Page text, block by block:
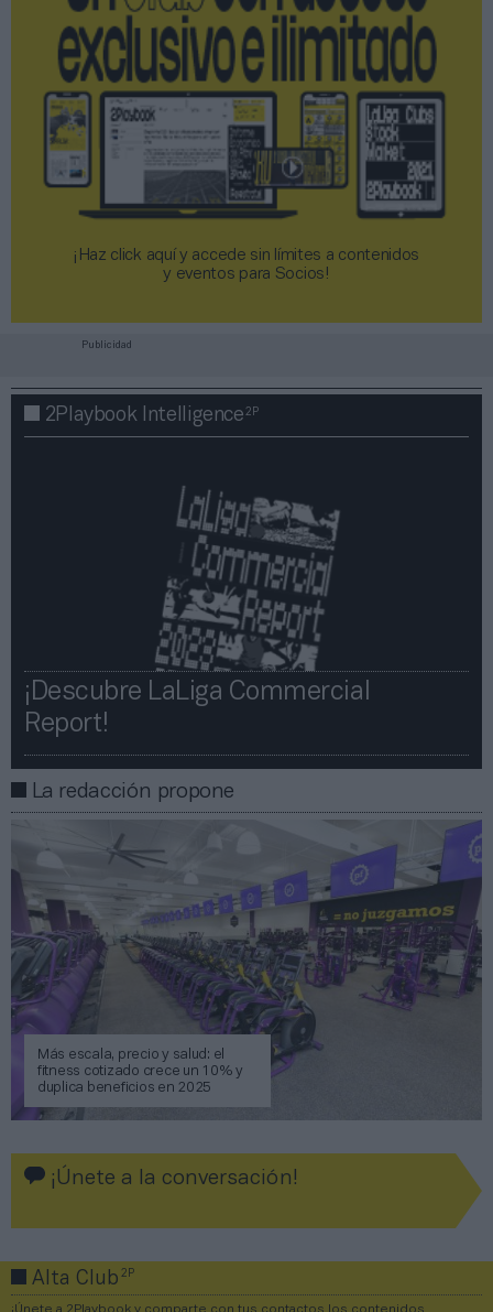
¡Haz click aquí y accede sin límites a contenidos
y eventos para Socios!​​​​​​​
Publicidad
2Playbook Intelligence2P
¡Descubre LaLiga Commercial
Report!​​
La redacción propone
Más escala, precio y salud: el
fitness cotizado crece un 10% y
duplica beneficios en 2025
¡Únete a la conversación!
Alta Club2P
¡Únete a 2Playbook y comparte con tus contactos los contenidos